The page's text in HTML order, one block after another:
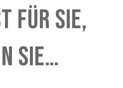
Für Sie,
Sie…